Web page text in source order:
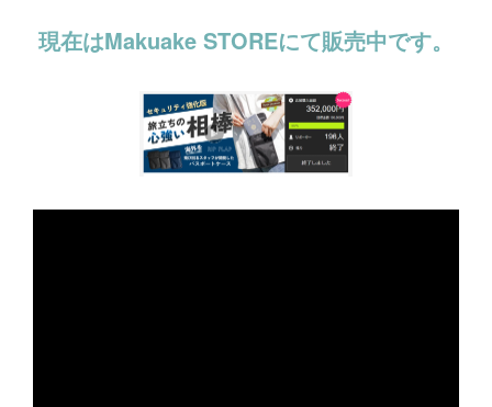
現在はMakuake STOREにて販売中です。